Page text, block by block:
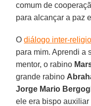
comum de
para alcançar a paz
Odiálogo inter-
para mim. Aprendi a
mentor, o rabino
grande rabino
Jorge Mario
ele era bispo auxiliar